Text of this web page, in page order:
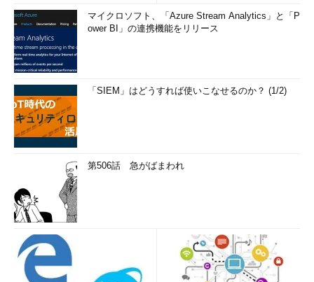
マイクロソフト、「Azure Stream Analytics」と「P
ower BI」の連携機能をリリース
「SIEM」はどうすれば使いこなせるのか？ (1/2)
第506話 急がばまわれ